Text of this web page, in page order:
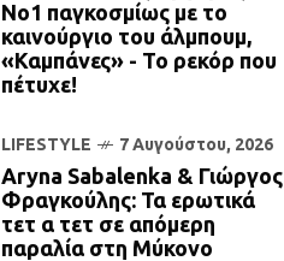
Νο1 παγκοσμίως με το
καινούργιο του άλμπουμ,
«Καμπάνες» - Το ρεκόρ που
πέτυχε!
LIFESTYLE 7 Αυγούστου, 2026
Aryna Sabalenka & Γιώργος
Φραγκούλης: Τα ερωτικά
τετ α τετ σε απόμερη
παραλία στη Μύκονο